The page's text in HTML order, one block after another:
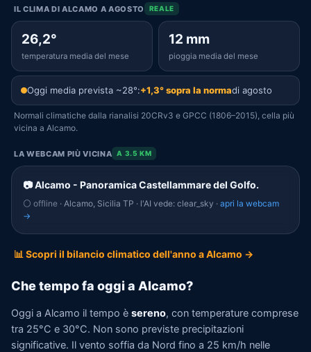
IL CLIMA DI ALCAMO A AGOSTO REALE
26,2°
temperatura media del mese
12 mm
pioggia media del mese
Oggi media prevista ~28°:+1,3° sopra la normadi agosto
Normali climatiche dalla rianalisi 20CRv3 e GPCC (1806–2015), cella più
vicina a Alcamo.
LA WEBCAM PIÙ VICINA A 3.5 KM
📷 Alcamo - Panoramica Castellammare del Golfo.
⚪ offline · Alcamo, Sicilia TP · l'AI vede: clear_sky · apri la webcam
→
📊 Scopri il bilancio climatico dell'anno a Alcamo →
Che tempo fa oggi a Alcamo?
Oggi a Alcamo il tempo è sereno, con temperature comprese
tra 25°C e 30°C. Non sono previste precipitazioni
significative. Il vento soffia da Nord fino a 25 km/h nelle